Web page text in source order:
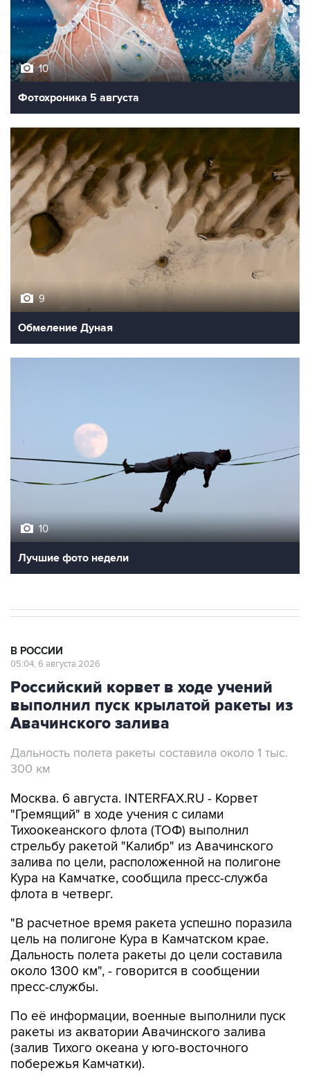
10
Фотохроника 5 августа
9
Обмеление Дуная
10
Лучшие фото недели
В РОССИИ
05:04, 6 августа 2026
Российский корвет в ходе учений
выполнил пуск крылатой ракеты из
Авачинского залива
Дальность полета ракеты составила около 1 тыс.
300 км
Москва. 6 августа. INTERFAX.RU - Корвет
"Гремящий" в ходе учения с силами
Тихоокеанского флота (ТОФ) выполнил
стрельбу ракетой "Калибр" из Авачинского
залива по цели, расположенной на полигоне
Кура на Камчатке, сообщила пресс-служба
флота в четверг.
"В расчетное время ракета успешно поразила
цель на полигоне Кура в Камчатском крае.
Дальность полета ракеты до цели составила
около 1300 км", - говорится в сообщении
пресс-службы.
По её информации, военные выполнили пуск
ракеты из акватории Авачинского залива
(залив Тихого океана у юго-восточного
побережья Камчатки).